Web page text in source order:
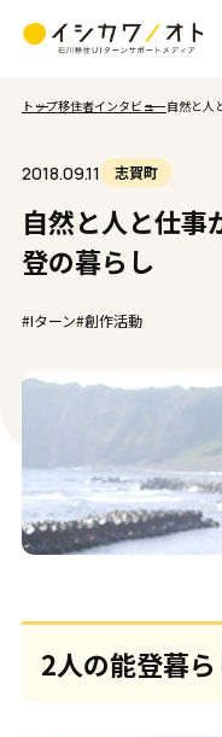
トップ移住者インタビュー自然と人
2018.09.11 志賀町
自然と人と仕
登の暮らし
#Iターン#創作活動
2人の能登暮